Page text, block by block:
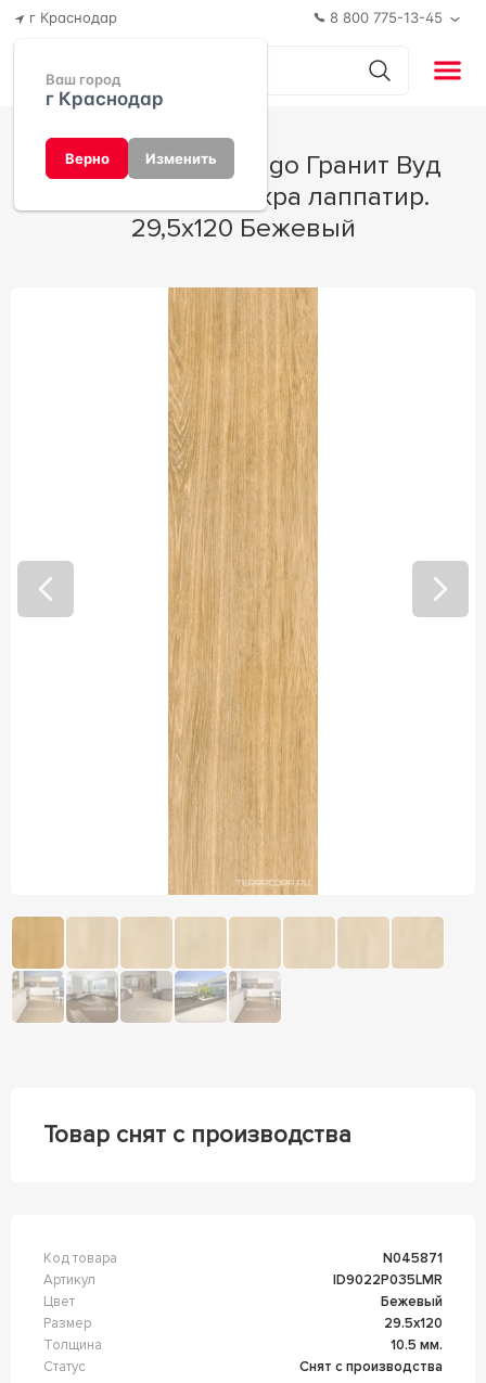
г Краснодар
Ваш город
г Краснодар
Верно Изменить
8 800 775-13-45
Классик ID035 Охра лаппатир.
29,5x120 Бежевый
Товар снят с производства
Код товара
n045871
Артикул
ID9022P035LMR
Цвет
Бежевый
Размер
29.5x120
Толщина
10.5 мм.
Статус
Снят с производства